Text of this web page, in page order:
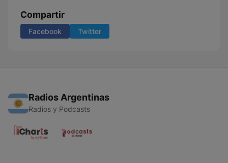
Compartir
Facebook Twitter
Radios Argentinas
Radios y Podcasts